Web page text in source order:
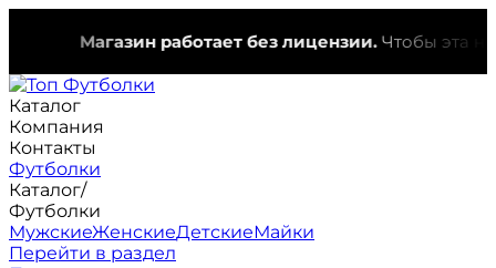
Магазин работает без лицензии.Чтобы эта
Каталог
Компания
Контакты
Футболки
Каталог/
Футболки
МужскиеЖенскиеДетскиеМайки
Перейти в раздел